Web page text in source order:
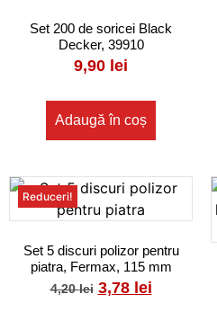
Set 200 de soricei Black
Decker, 39910
9,90 lei
Adaugă în coș
Reduceri!
Set 5 discuri polizor pentru
piatra, Fermax, 115 mm
4,20lei 3,78 lei